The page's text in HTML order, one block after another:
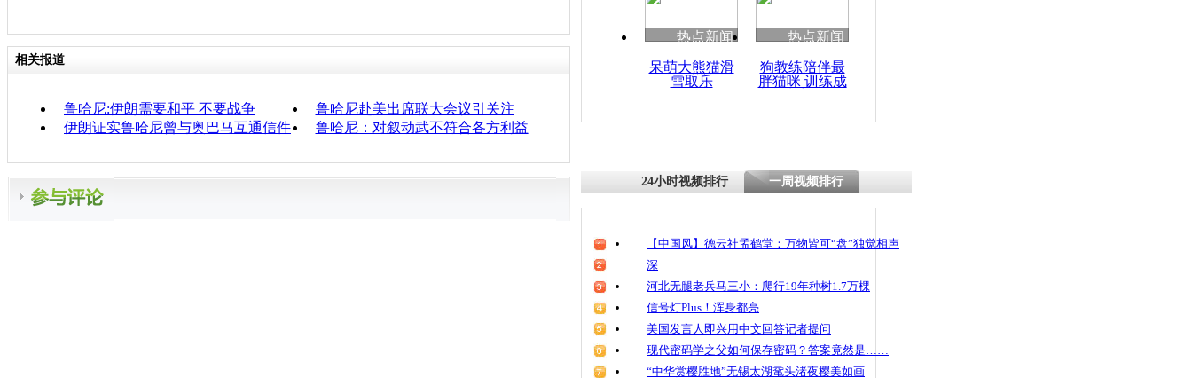
相关报道
鲁哈尼:伊朗需要和平 不要战争
鲁哈尼赴美出席联大会议引关注
伊朗证实鲁哈尼曾与奥巴马互通信件
鲁哈尼：对叙动武不符合各方利益
热点新闻
呆萌大熊猫滑
雪取乐
热点新闻
狗教练陪伴最
胖猫咪 训练成
24小时视频排行 一周视频排行
【中国风】德云社孟鹤堂：万物皆可“盘”独觉相声
深
河北无腿老兵马三小：爬行19年种树1.7万棵
信号灯Plus！浑身都亮
美国发言人即兴用中文回答记者提问
现代密码学之父如何保存密码？答案竟然是……
“中华赏樱胜地”无锡太湖鼋头渚夜樱美如画